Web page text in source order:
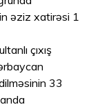
əziz xatirəsi 1
çıxış
33